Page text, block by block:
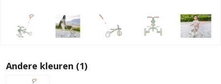
Andere kleuren (1)